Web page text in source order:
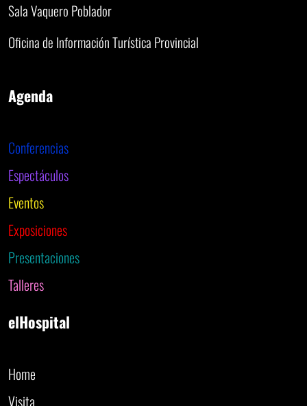
Sala Vaquero Poblador
Oficina de Información Turística Provincial
Agenda
Conferencias
Espectáculos
Eventos
Exposiciones
Presentaciones
Talleres
elHospital
Home
Visita